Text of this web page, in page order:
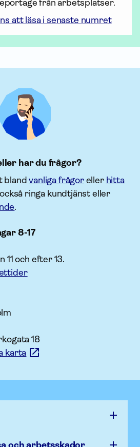
från arbetsplatser.
att läsa i senaste numret
har du frågor?
blandvanliga frågoreller hitta
ringa kundtjänst eller
.
8-17
11 och efter 13.
18
karta
och arbets­skador